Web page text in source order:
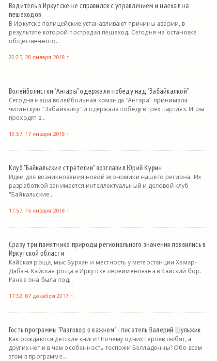
Водитель в Иркутске не справился с управлением и наехал на
пешеходов
В Иркутске полицейские устанавливают причины аварии, в
результате которой пострадал пешеход. Сегодня на остановке
общественного...
20:25, 28 января 2018 г.
Волейболистки "Ангары" одержали победу над "Забайкалкой"
Сегодня наша волейбольная команда "Ангара" принимала
читинскую "Забайкалку" и одержала победу в трех партиях. Игры
проходят в...
19:57, 17 января 2018 г.
Клуб "Байкальские стратегии" возглавил Юрий Курин
Идеи для возникновения новой экономики нашего региона. Их
разработкой занимается интеллектуальный и деловой клуб
"Байкальские...
17:57, 16 января 2018 г.
Сразу три памятника природы регионального значения появились в
Иркутской области
Кайская роща, мыс Бурхан и местность у метеостанции Хамар-
Дабан. Кайская роща в Иркутске переименована в Кайский бор.
Ранее она была под...
17:32, 07 декабря 2017 г.
Гость программы "Разговор о важном" - писатель Валерий Шульжик
Как рождаются детские книги? Почему одних героев любят, а
других нет и в чем особенность госпожи Белладонны? Обо всем
этом в программе...